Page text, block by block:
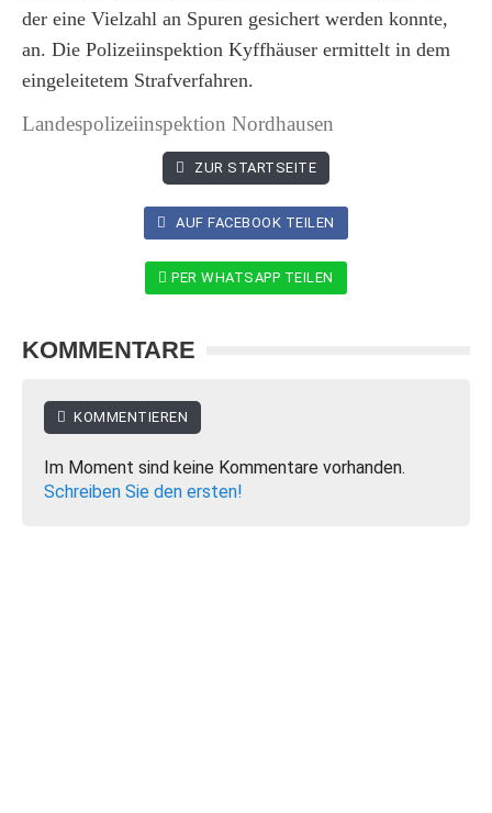
der eine Vielzahl an Spuren gesichert werden konnte,
an. Die Polizeiinspektion Kyffhäuser ermittelt in dem
eingeleitetem Strafverfahren.
Landespolizeiinspektion Nordhausen
ZUR STARTSEITE
AUF FACEBOOK TEILEN
PER WHATSAPP TEILEN
KOMMENTARE
KOMMENTIEREN
Im Moment sind keine Kommentare vorhanden.
Schreiben Sie den ersten!